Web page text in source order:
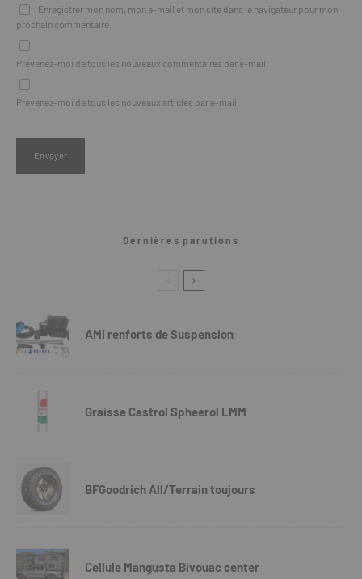
Enregistrer mon nom, mon e-mail et mon site dans le navigateur pour mon
prochain commentaire.
Prévenez-moi de tous les nouveaux commentaires par e-mail.
Prévenez-moi de tous les nouveaux articles par e-mail.
Dernières parutions
AMI renforts de Suspension
Graisse Castrol Spheerol LMM
BFGoodrich All/Terrain toujours
Cellule Mangusta Bivouac center